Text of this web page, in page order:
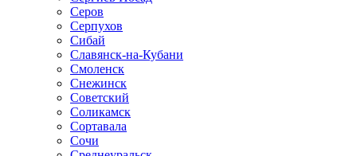
Серов
Серпухов
Сибай
Славянск-на-Кубани
Смоленск
Снежинск
Советский
Соликамск
Сортавала
Сочи